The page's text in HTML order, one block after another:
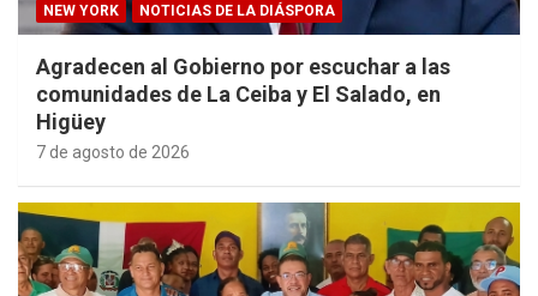
NEW YORK NOTICIAS DE LA DIÁSPORA
Agradecen al Gobierno por escuchar a las
comunidades de La Ceiba y El Salado, en
Higüey
7 de agosto de 2026